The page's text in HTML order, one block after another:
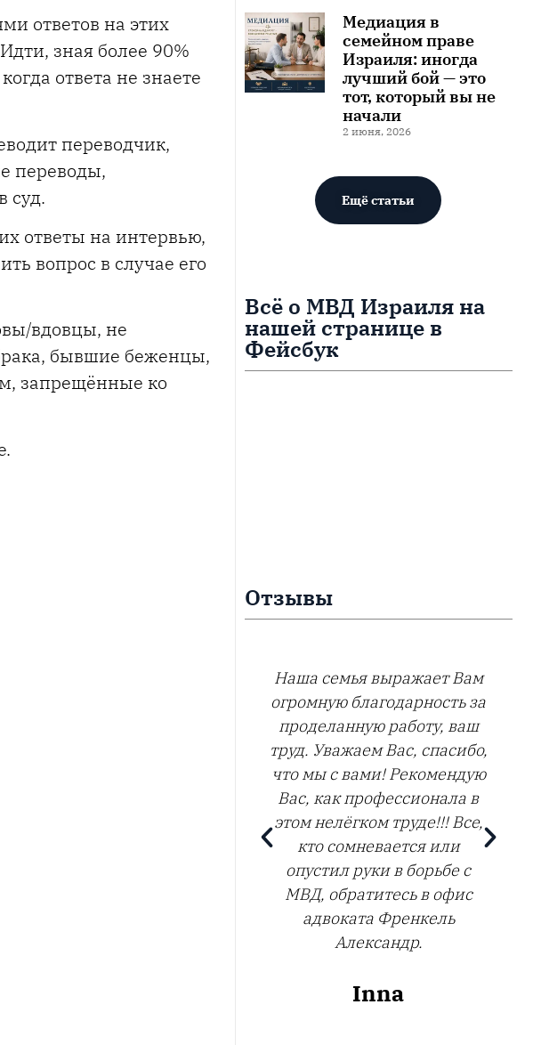
ответов на этих
зная более 90%
ответа не знаете
переводчик,
переводы,
суд.
ответы на интервью,
вопрос в случае его
вдовцы, не
бывшие беженцы,
запрещённые ко
Медиация в
семейном праве
Израиля: иногда
лучший бой — это
тот, который вы не
начали
2 июня, 2026
Ещё статьи
Всё о МВД Израиля на
нашей странице в
Фейсбук
Отзывы
Наша семья выражает Вам
огромную благодарность за
проделанную работу, ваш
труд. Уважаем Вас, спасибо,
что мы с вами! Рекомендую
Вас, как профессионала в
этом нелёгком труде!!! Все,
кто сомневается или
опустил руки в борьбе с
МВД, обратитесь в офис
адвоката Френкель
Александр.
Inna